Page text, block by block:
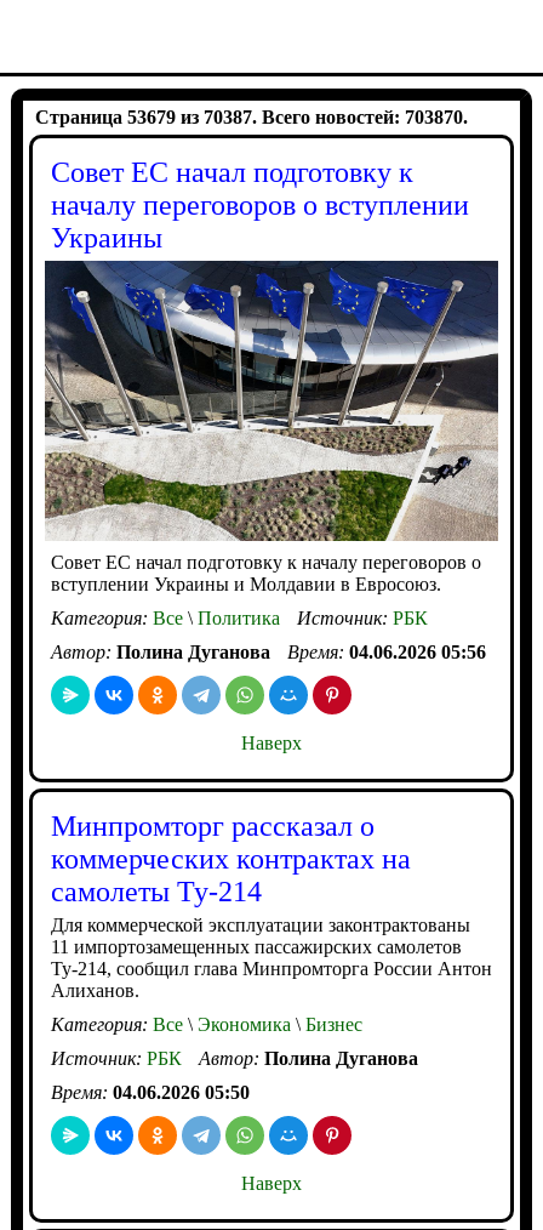
Страница 53679 из 70387. Всего новостей: 703870.
Совет ЕС начал подготовку к
началу переговоров о вступлении
Украины
Совет ЕС начал подготовку к началу переговоров о
вступлении Украины и Молдавии в Евросоюз.
Категория: Все\Политика Источник: РБК
Автор: Полина Дуганова Время: 04.06.2026 05:56
Наверх
Минпромторг рассказал о
коммерческих контрактах на
самолеты Ту-214
Для коммерческой эксплуатации законтрактованы
11 импортозамещенных пассажирских самолетов
Ту-214, сообщил глава Минпромторга России Антон
Алиханов.
Категория: Все\Экономика \Бизнес
Источник: РБК Автор: Полина Дуганова
Время: 04.06.2026 05:50
Наверх